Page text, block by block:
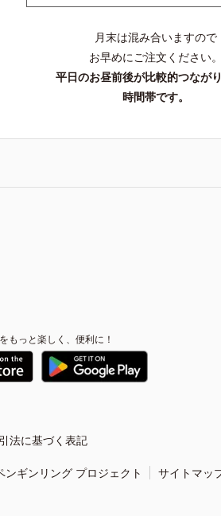
月末は混み合いますので
お早めにご注文ください。
平日のお昼前後が比較的つなが
時間帯です。
もっと楽しく、便利に！
法に基づく表記
ンギンリング プロジェクト サイトマッ